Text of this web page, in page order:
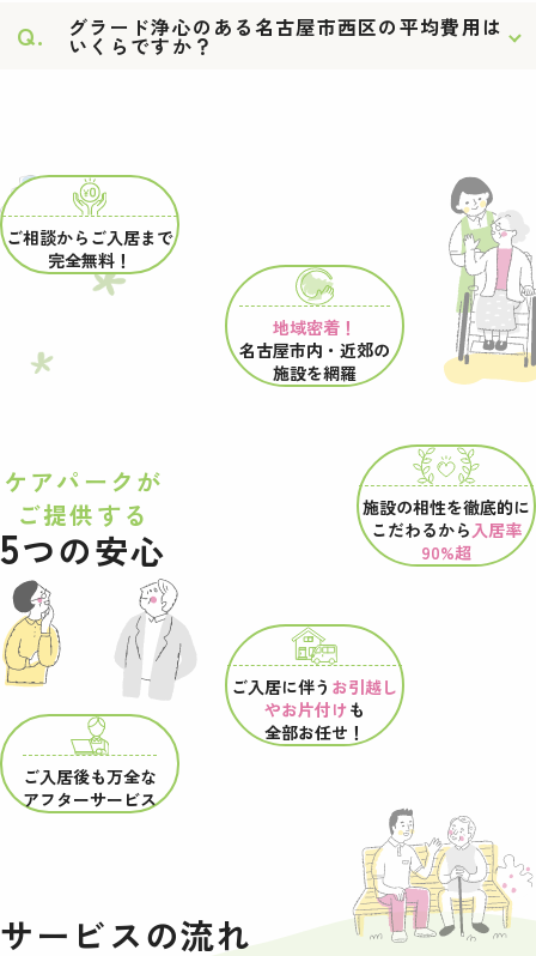
Q. グラード浄心のある名古屋市西区の平均費用は
いくらですか？
ケアパークが
ご提供する
5つの安心
ご相談からご入居まで
完全無料！
地域密着！
名古屋市内・近郊の
施設を網羅
施設の相性を徹底的に
こだわるから 入居率
90%超
ご入居に伴う お引越し
やお片付けも
全部お任せ！
ご入居後も万全な
アフターサービス
サービスの流れ